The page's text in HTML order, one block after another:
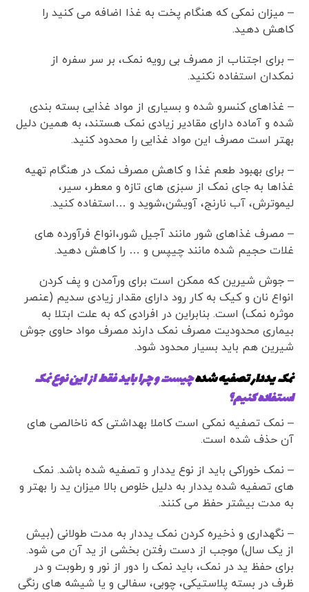
– میزان نمکی که هنگام پخت به غذا اضافه می کنید را
کاهش دهید.
– برای اجتناب از مصرف بی رویه نمک، بر سر سفره از
نمکدان استفاده نکنید.
– غذاهای کنسرو شده و بسیاری از مواد غذایی بسته بندی
شده و آماده دارای مقادیر زیادی نمک هستند، به همین دلیل
بهتر است مصرف این مواد غذایی را محدود کنید.
– برای بهبود طعم غذا و کاهش مصرف نمک در هنگام تهیه
غذاها به جای نمک از سبزی های تازه و معطر، سیر،
لیموترش، آب نارنج، آویشن،شوید و …استفاده کنید.
– مصرف غذاهای شور مانند آجیل شور،انواع فرآورده های
غلات حجیم شده مانند چیپس و … را کاهش دهید.
– جوش شیرین که ممکن است برای ورآمدن و پف کردن
انواع نان و کیک به کار رود دارای مقدار زیادی سدیم (عنصر
موثره نمک) است. بنابراین در افرادی که به علت ابتلا به
بیماری محدودیت مصرف نمک دارند مصرف مواد حاوی جوش
شیرین هم باید بسیار محدود شود.
نمک یددار تصفیه شدهچیست و چرا باید فقط از این نوع نمک
استفاده کنیم؟
– نمک تصفیه نمکی است کاملا بهداشتی که ناخالصی های
آن حذف شده است.
– نمک خوراکی باید از نوع یددار و تصفیه شده باشد. نمک
های تصفیه شده یددار به دلیل خلوص بالا میزان ید را بهتر و
به مدت بیشتر حفظ می کنند.
– نگهداری و ذخیره کردن نمک یددار به مدت طولانی (بیش
از یک سال) موجب از دست رفتن بخشی از ید آن می شود.
برای حفظ ید در نمک، باید نمک را دور از نور و رطوبت و در
ظرف در بسته پلاستیکی، چوبی، سفالی و یا شیشه های رنگی